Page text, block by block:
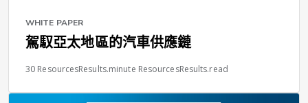
WHITE PAPER
駕馭亞太地區的汽車供應鏈
30 ResourcesResults.minute ResourcesResults.read